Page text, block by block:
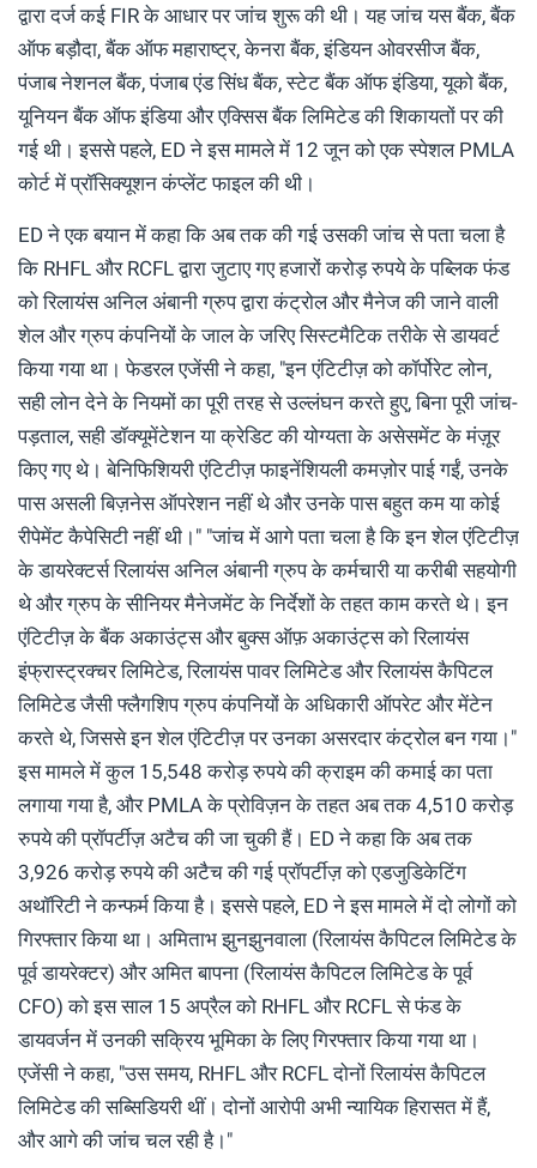
द्वारा दर्ज कई FIR के आधार पर जांच शुरू की थी। यह जांच यस बैंक, बैंक
ऑफ बड़ौदा, बैंक ऑफ महाराष्ट्र, केनरा बैंक, इंडियन ओवरसीज बैंक,
पंजाब नेशनल बैंक, पंजाब एंड सिंध बैंक, स्टेट बैंक ऑफ इंडिया, यूको बैंक,
यूनियन बैंक ऑफ इंडिया और एक्सिस बैंक लिमिटेड की शिकायतों पर की
गई थी। इससे पहले, ED ने इस मामले में 12 जून को एक स्पेशल PMLA
कोर्ट में प्रॉसिक्यूशन कंप्लेंट फाइल की थी।
ED ने एक बयान में कहा कि अब तक की गई उसकी जांच से पता चला है
कि RHFL और RCFL द्वारा जुटाए गए हजारों करोड़ रुपये के पब्लिक फंड
को रिलायंस अनिल अंबानी ग्रुप द्वारा कंट्रोल और मैनेज की जाने वाली
शेल और ग्रुप कंपनियों के जाल के जरिए सिस्टमैटिक तरीके से डायवर्ट
किया गया था। फेडरल एजेंसी ने कहा, "इन एंटिटीज़ को कॉर्पोरेट लोन,
सही लोन देने के नियमों का पूरी तरह से उल्लंघन करते हुए, बिना पूरी जांच-
पड़ताल, सही डॉक्यूमेंटेशन या क्रेडिट की योग्यता के असेसमेंट के मंज़ूर
किए गए थे। बेनिफिशियरी एंटिटीज़ फाइनेंशियली कमज़ोर पाई गईं, उनके
पास असली बिज़नेस ऑपरेशन नहीं थे और उनके पास बहुत कम या कोई
रीपेमेंट कैपेसिटी नहीं थी।" "जांच में आगे पता चला है कि इन शेल एंटिटीज़
के डायरेक्टर्स रिलायंस अनिल अंबानी ग्रुप के कर्मचारी या करीबी सहयोगी
थे और ग्रुप के सीनियर मैनेजमेंट के निर्देशों के तहत काम करते थे। इन
एंटिटीज़ के बैंक अकाउंट्स और बुक्स ऑफ़ अकाउंट्स को रिलायंस
इंफ्रास्ट्रक्चर लिमिटेड, रिलायंस पावर लिमिटेड और रिलायंस कैपिटल
लिमिटेड जैसी फ्लैगशिप ग्रुप कंपनियों के अधिकारी ऑपरेट और मेंटेन
करते थे, जिससे इन शेल एंटिटीज़ पर उनका असरदार कंट्रोल बन गया।"
इस मामले में कुल 15,548 करोड़ रुपये की क्राइम की कमाई का पता
लगाया गया है, और PMLA के प्रोविज़न के तहत अब तक 4,510 करोड़
रुपये की प्रॉपर्टीज़ अटैच की जा चुकी हैं। ED ने कहा कि अब तक
3,926 करोड़ रुपये की अटैच की गई प्रॉपर्टीज़ को एडजुडिकेटिंग
अथॉरिटी ने कन्फर्म किया है। इससे पहले, ED ने इस मामले में दो लोगों को
गिरफ्तार किया था। अमिताभ झुनझुनवाला (रिलायंस कैपिटल लिमिटेड के
पूर्व डायरेक्टर) और अमित बापना (रिलायंस कैपिटल लिमिटेड के पूर्व
CFO) को इस साल 15 अप्रैल को RHFL और RCFL से फंड के
डायवर्जन में उनकी सक्रिय भूमिका के लिए गिरफ्तार किया गया था।
एजेंसी ने कहा, "उस समय, RHFL और RCFL दोनों रिलायंस कैपिटल
लिमिटेड की सब्सिडियरी थीं। दोनों आरोपी अभी न्यायिक हिरासत में हैं,
और आगे की जांच चल रही है।"